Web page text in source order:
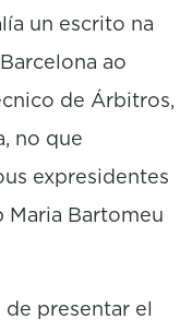
un escrito na
ao
de Árbitros,
no que
expresidentes
Maria Bartomeu
de presentar el